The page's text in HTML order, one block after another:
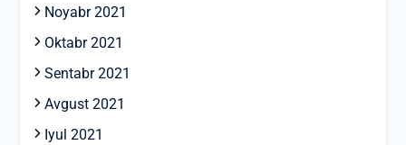
Noyabr 2021
Oktabr 2021
Sentabr 2021
Avgust 2021
Iyul 2021